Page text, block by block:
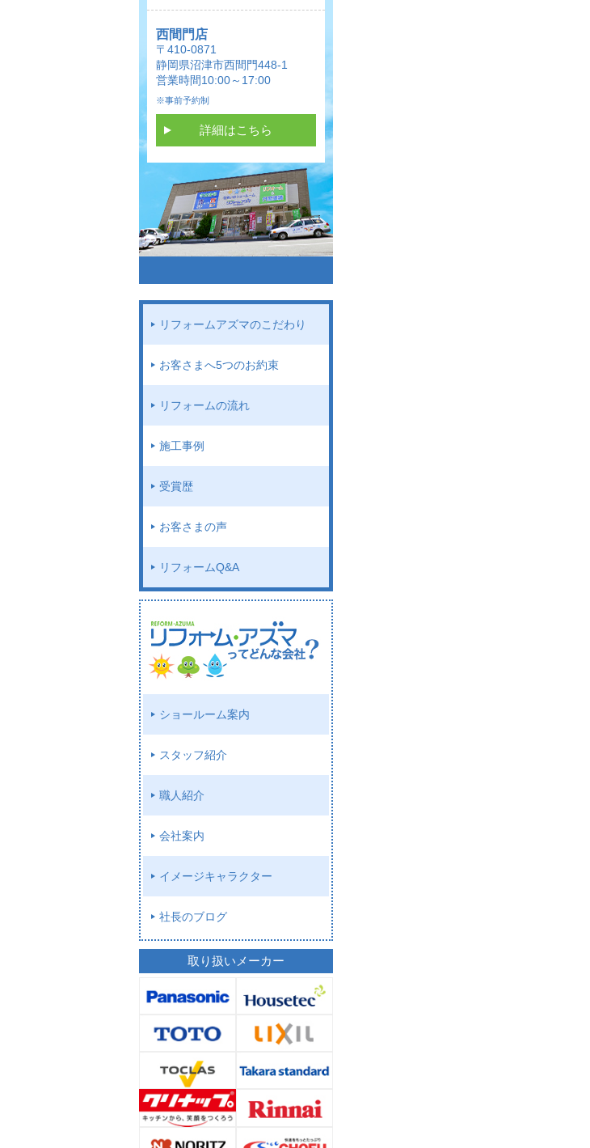
西間門店
〒410-0871
静岡県沼津市西間門448-1
営業時間10:00～17:00
※事前予約制
詳細はこちら
リフォームアズマのこだわり
お客さまへ5つのお約束
リフォームの流れ
施工事例
受賞歴
お客さまの声
リフォームQ&A
ショールーム案内
スタッフ紹介
職人紹介
会社案内
イメージキャラクター
社長のブログ
取り扱いメーカー